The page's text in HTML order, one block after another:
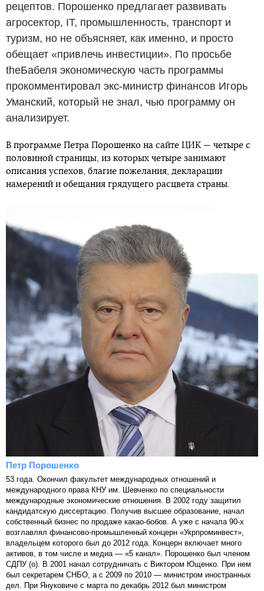
рецептов. Порошенко предлагает развивать
агросектор, IT, промышленность, транспорт и
туризм, но не объясняет, как именно, и просто
обещает «привлечь инвестиции». По просьбе
theБабеля экономическую часть программы
прокомментировал экс-министр финансов Игорь
Уманский, который не знал, чью программу он
анализирует.
В программе Петра Порошенко на сайте ЦИК — четыре с
половиной страницы, из которых четыре занимают
описания успехов, благие пожелания, декларации
намерений и обещания грядущего расцвета страны.
Петр Порошенко
53 года. Окончил факультет международных отношений и
международного права КНУ им. Шевченко по специальности
международные экономические отношения. В 2002 году защитил
кандидатскую диссертацию. Получив высшее образование, начал
собственный бизнес по продаже какао-бобов. А уже с начала 90-х
возглавлял финансово-промышленный концерн «Укрпроминвест»,
владельцем которого был до 2012 года. Концерн включает много
активов, в том числе и медиа — «5 канал». Порошенко был членом
СДПУ (о). В 2001 начал сотрудничать с Виктором Ющенко. При нем
был секретарем СНБО, а с 2009 по 2010 — министром иностранных
дел. При Януковиче с марта по декабрь 2012 был министром